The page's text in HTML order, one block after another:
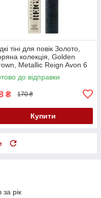
тіні для повік Золото,
колекція, Golden
Metallic Reign Avon 6
до відправки
₴ 170 ₴
Купити
за рік